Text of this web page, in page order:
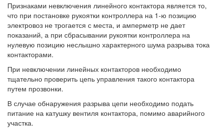
Признаками невключения линейного контактора является то,
что при постановке рукоятки контроллера на 1-ю позицию
электровоз не трогается с места, и амперметр не дает
показаний, а при сбрасывании рукоятки контроллера на
нулевую позицию неслышно характерного шума разрыва тока
контакторами.
При невключении линейных контакторов необходимо
тщательно проверить цепь управления такого контактора
путем прозвонки.
В случае обнаружения разрыва цепи необходимо подать
питание на катушку вентиля контактора, помимо аварийного
участка.